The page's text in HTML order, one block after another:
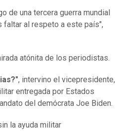
de una tercera guerra mundial
faltar al respeto a este país",
atónita de los periodistas.
, intervino el vicepresidente,
entregada por Estados
del demócrata Joe Biden.
la ayuda militar